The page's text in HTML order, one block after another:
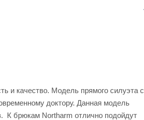
и качество. Модель прямого силуэта с
доктору. Данная модель
К брюкам Northarm отлично подойдут